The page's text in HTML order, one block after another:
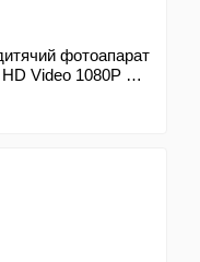
фотоапарат
Video 1080P +